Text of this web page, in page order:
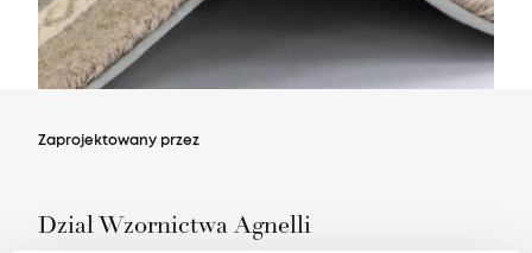
Zaprojektowany przez
Dział Wzornictwa Agnelli